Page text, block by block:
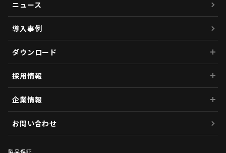
ニュース
導入事例
ダウンロード
採用情報
企業情報
お問い合わせ